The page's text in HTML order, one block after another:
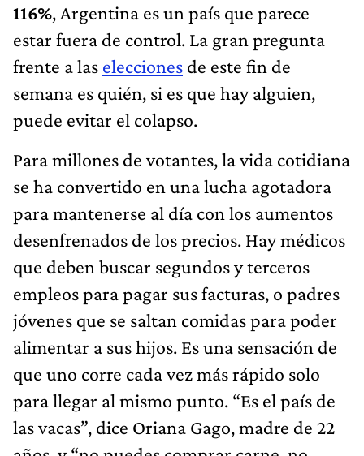
116%, Argentina es un país que parece
estar fuera de control. La gran pregunta
frente a las elecciones de este fin de
semana es quién, si es que hay alguien,
puede evitar el colapso.
Para millones de votantes, la vida cotidiana
se ha convertido en una lucha agotadora
para mantenerse al día con los aumentos
desenfrenados de los precios. Hay médicos
que deben buscar segundos y terceros
empleos para pagar sus facturas, o padres
jóvenes que se saltan comidas para poder
alimentar a sus hijos. Es una sensación de
que uno corre cada vez más rápido solo
para llegar al mismo punto. “Es el país de
las vacas”, dice Oriana Gago, madre de 22